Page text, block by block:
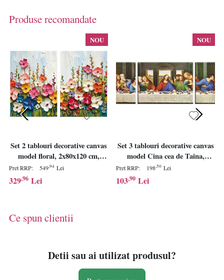
Produse recomandate
NOU
Set 2 tablouri decorative canvas
model floral, 2x80x120 cm,
panza/lemn, multicolor -
Verificat A · Re-Bloom
Pret RRP: 549,94 Lei
329,96 Lei
NOU
Set 3 tablouri decorative canvas
model Cina cea de Taina,
2x30x30 cm + 1x30x40 cm,
panza/lemn, multicolor -
Verificat A · Re-Bloom
Pret RRP: 198,50 Lei
103,90 Lei
Ce spun clientii
Detii sau ai utilizat produsul?